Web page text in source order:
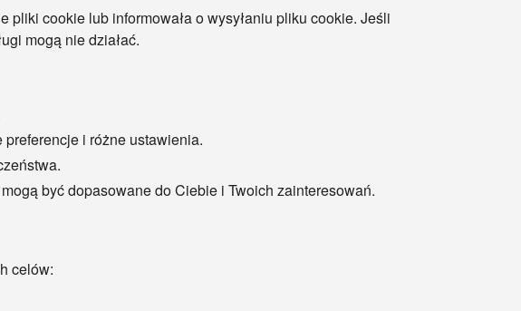
pliki cookie lub informowała o wysyłaniu pliku cookie. Jeśli
mogą nie działać.
i różne ustawienia.
być dopasowane do Ciebie i Twoich zainteresowań.
celów: